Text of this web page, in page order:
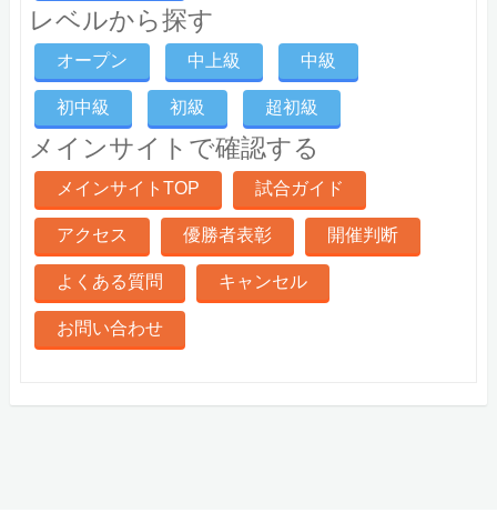
レベルから探す
オープン 中上級 中級
初中級 初級 超初級
メインサイトで確認する
メインサイトTOP 試合ガイド
アクセス 優勝者表彰 開催判断
よくある質問 キャンセル
お問い合わせ